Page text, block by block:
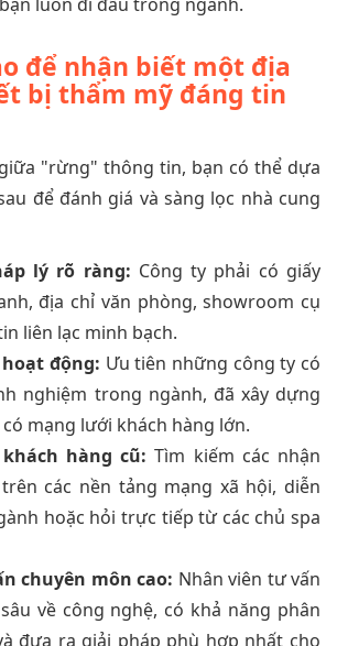
để nhận biết một địa
bị thẩm mỹ đáng tin
"rừng" thông tin, bạn có thể dựa
để đánh giá và sàng lọc nhà cung
lý rõ ràng: Công ty phải có giấy
địa chỉ văn phòng, showroom cụ
liên lạc minh bạch.
động: Ưu tiên những công ty có
nghiệm trong ngành, đã xây dựng
mạng lưới khách hàng lớn.
hàng cũ: Tìm kiếm các nhận
các nền tảng mạng xã hội, diễn
hoặc hỏi trực tiếp từ các chủ spa
chuyên môn cao: Nhân viên tư vấn
về công nghệ, có khả năng phân
đưa ra giải pháp phù hợp nhất cho